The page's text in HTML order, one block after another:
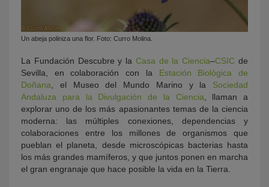
Un abeja poliniza una flor. Foto: Curro Molina.
La Fundación Descubre y la Casa de la Ciencia–CSIC de
Sevilla, en colaboración con la Estación Biológica de
Doñana , el Museo del Mundo Marino y la Sociedad
Andaluza para la Divulgación de la Ciencia , llaman a
explorar uno de los más apasionantes temas de la ciencia
moderna: las múltiples conexiones, dependencias y
colaboraciones entre los millones de organismos que
pueblan el planeta, desde microscópicas bacterias hasta
los más grandes mamíferos, y que juntos ponen en marcha
el gran engranaje que hace posible la vida en la Tierra.